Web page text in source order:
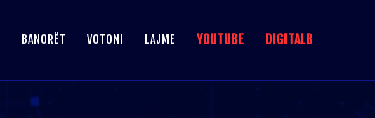
BANORËT VOTONI LAJME YOUTUBE DIGITALB